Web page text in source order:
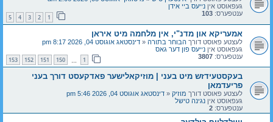
געפאוסט אין נייעס ביי אידן
ענטפערס: 103
1
2
3
4
5
אמעריקא און מדנ"י, אין מלחמה מיט איראן
לעצטע פאוסט דורך הבוחר בתורה « דינסטאג אוגוסט 04, 2026 8:17 pm
געפאוסט אין נייעס פון דער גאס
ענטפערס: 3807
1
150
151
152
153
בעקסטעידזש מיט בעני | מוזיקאלישער פאדקעסט דורך בעני
פריעדמאן
לעצטע פאוסט דורך מוזיק « דינסטאג אוגוסט 04, 2026 5:46 pm
געפאוסט אין נגינה טישל
ענטפערס: 2